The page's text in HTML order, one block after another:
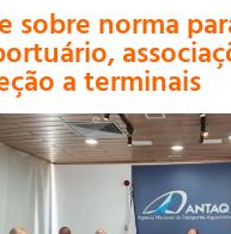
sobre norma
a terminais